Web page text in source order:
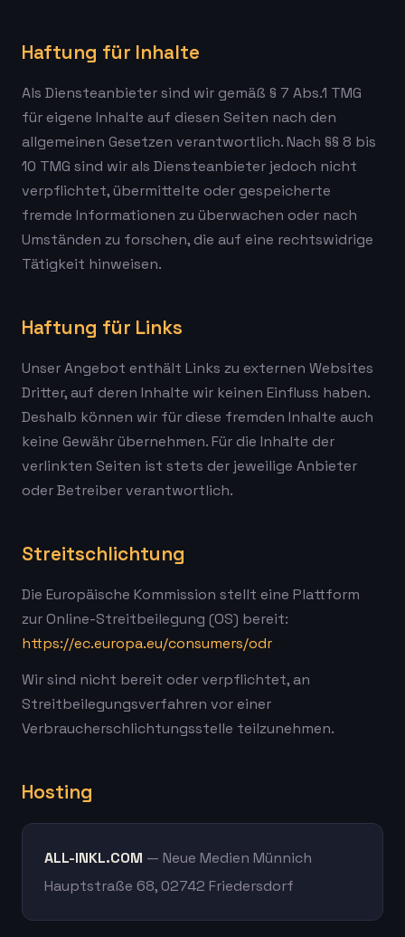
Haftung für Inhalte
Als Diensteanbieter sind wir gemäß § 7 Abs.1 TMG
für eigene Inhalte auf diesen Seiten nach den
allgemeinen Gesetzen verantwortlich. Nach §§ 8 bis
10 TMG sind wir als Diensteanbieter jedoch nicht
verpflichtet, übermittelte oder gespeicherte
fremde Informationen zu überwachen oder nach
Umständen zu forschen, die auf eine rechtswidrige
Tätigkeit hinweisen.
Haftung für Links
Unser Angebot enthält Links zu externen Websites
Dritter, auf deren Inhalte wir keinen Einfluss haben.
Deshalb können wir für diese fremden Inhalte auch
keine Gewähr übernehmen. Für die Inhalte der
verlinkten Seiten ist stets der jeweilige Anbieter
oder Betreiber verantwortlich.
Streitschlichtung
Die Europäische Kommission stellt eine Plattform
zur Online-Streitbeilegung (OS) bereit:
https://ec.europa.eu/consumers/odr
Wir sind nicht bereit oder verpflichtet, an
Streitbeilegungsverfahren vor einer
Verbraucherschlichtungsstelle teilzunehmen.
Hosting
ALL-INKL.COM — Neue Medien Münnich
Hauptstraße 68, 02742 Friedersdorf